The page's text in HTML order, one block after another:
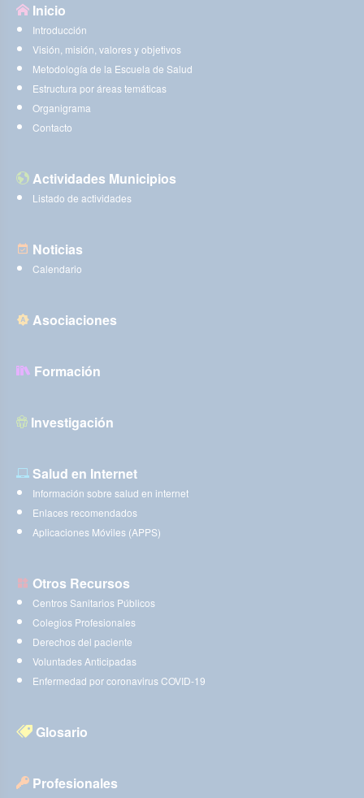
Inicio
Introducción
Visión, misión, valores y objetivos
Metodología de la Escuela de Salud
Estructura por áreas temáticas
Organigrama
Contacto
Actividades Municipios
Listado de actividades
Noticias
Calendario
Asociaciones
Formación
Investigación
Salud en Internet
Información sobre salud en internet
Enlaces recomendados
Aplicaciones Móviles (APPS)
Otros Recursos
Centros Sanitarios Públicos
Colegios Profesionales
Derechos del paciente
Voluntades Anticipadas
Enfermedad por coronavirus COVID-19
Glosario
Profesionales